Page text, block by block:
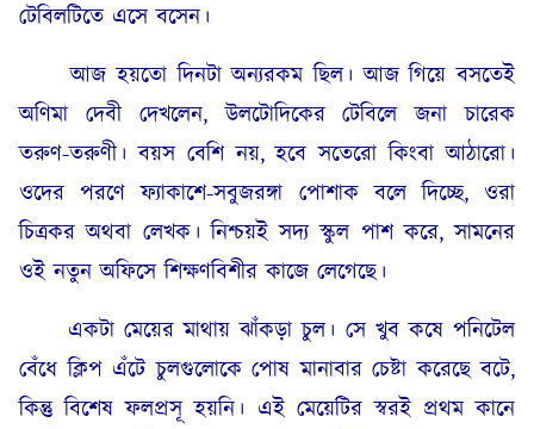
টেবিলটিতে এসে বসেন।
আজ হয়তো দিনটা অন্যরকম ছিল। আজ গিয়ে বসতেই
অণিমা দেবী দেখলেন, উলটোদিকের টেবিলে জনা চারেক
তরুণ-তরুণী। বয়স বেশি নয়, হবে সতেরো কিংবা আঠারো।
ওদের পরণে ফ্যাকাশে-সবুজরঙ্গা পোশাক বলে দিচ্ছে, ওরা
চিত্রকর অথবা লেখক। নিশ্চয়ই সদ্য স্কুল পাশ করে, সামনের
ওই নতুন অফিসে শিক্ষণবিশীর কাজে লেগেছে।
একটা মেয়ের মাথায় ঝাঁকড়া চুল। সে খুব কষে পনিটেল
বেঁধে ক্লিপ এঁটে চুলগুলোকে পোষ মানাবার চেষ্টা করেছে বটে,
কিন্তু বিশেষ ফলপ্রসূ হয়নি। এই মেয়েটির স্বরই প্রথম কানে